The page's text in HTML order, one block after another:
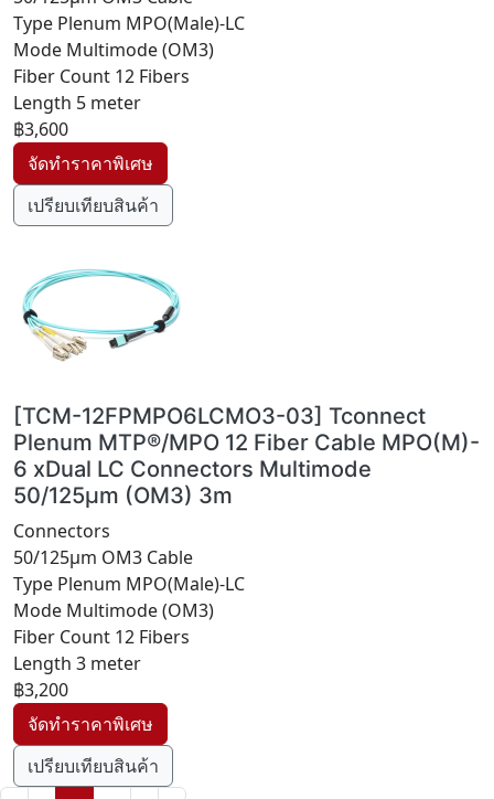
Type Plenum MPO(Male)-LC
Mode Multimode (OM3)
Fiber Count 12 Fibers
Length 5 meter
฿3,600
เปรียบเทียบสินค้า
[TCM-12FPMPO6LCMO3-03] Tconnect
Plenum MTP®/MPO 12 Fiber Cable MPO(M)-
6 xDual LC Connectors Multimode
50/125µm (OM3) 3m
Connectors
50/125µm OM3 Cable
Type Plenum MPO(Male)-LC
Mode Multimode (OM3)
Fiber Count 12 Fibers
Length 3 meter
฿3,200
เปรียบเทียบสินค้า